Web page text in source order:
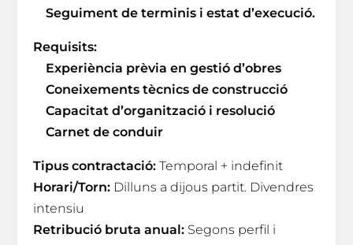
Seguiment de terminis i estat d’execució.
Requisits:
Experiència prèvia en gestió d’obres
Coneixements tècnics de construcció
Capacitat d’organització i resolució
Carnet de conduir
Tipus contractació: Temporal + indefinit
Horari/Torn: Dilluns a dijous partit. Divendres
intensiu
Retribució bruta anual: Segons perfil i